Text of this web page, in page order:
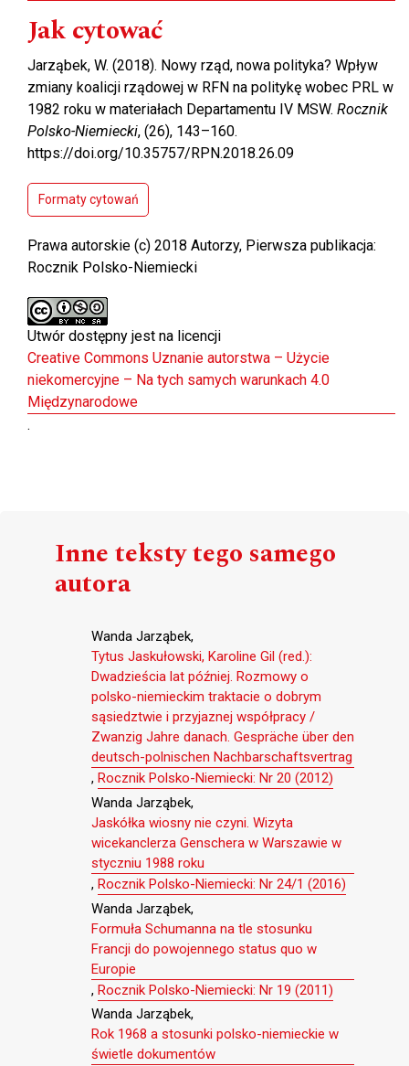
Jak cytować
Jarząbek, W. (2018). Nowy rząd, nowa polityka? Wpływ
zmiany koalicji rządowej w RFN na politykę wobec PRL w
1982 roku w materiałach Departamentu IV MSW. Rocznik
Polsko-Niemiecki, (26), 143–160.
https://doi.org/10.35757/RPN.2018.26.09
Formaty cytowań
Prawa autorskie (c) 2018 Autorzy, Pierwsza publikacja:
Rocznik Polsko-Niemiecki
Utwór dostępny jest na licencji
Creative Commons Uznanie autorstwa – Użycie
niekomercyjne – Na tych samych warunkach 4.0
Międzynarodowe
.
Inne teksty tego samego
autora
Wanda Jarząbek,
Tytus Jaskułowski, Karoline Gil (red.):
Dwadzieścia lat później. Rozmowy o
polsko-niemieckim traktacie o dobrym
sąsiedztwie i przyjaznej współpracy /
Zwanzig Jahre danach. Gespräche über den
deutsch-polnischen Nachbarschaftsvertrag
, Rocznik Polsko-Niemiecki: Nr 20 (2012)
Wanda Jarząbek,
Jaskółka wiosny nie czyni. Wizyta
wicekanclerza Genschera w Warszawie w
styczniu 1988 roku
, Rocznik Polsko-Niemiecki: Nr 24/1 (2016)
Wanda Jarząbek,
Formuła Schumanna na tle stosunku
Francji do powojennego status quo w
Europie
, Rocznik Polsko-Niemiecki: Nr 19 (2011)
Wanda Jarząbek,
Rok 1968 a stosunki polsko-niemieckie w
świetle dokumentów